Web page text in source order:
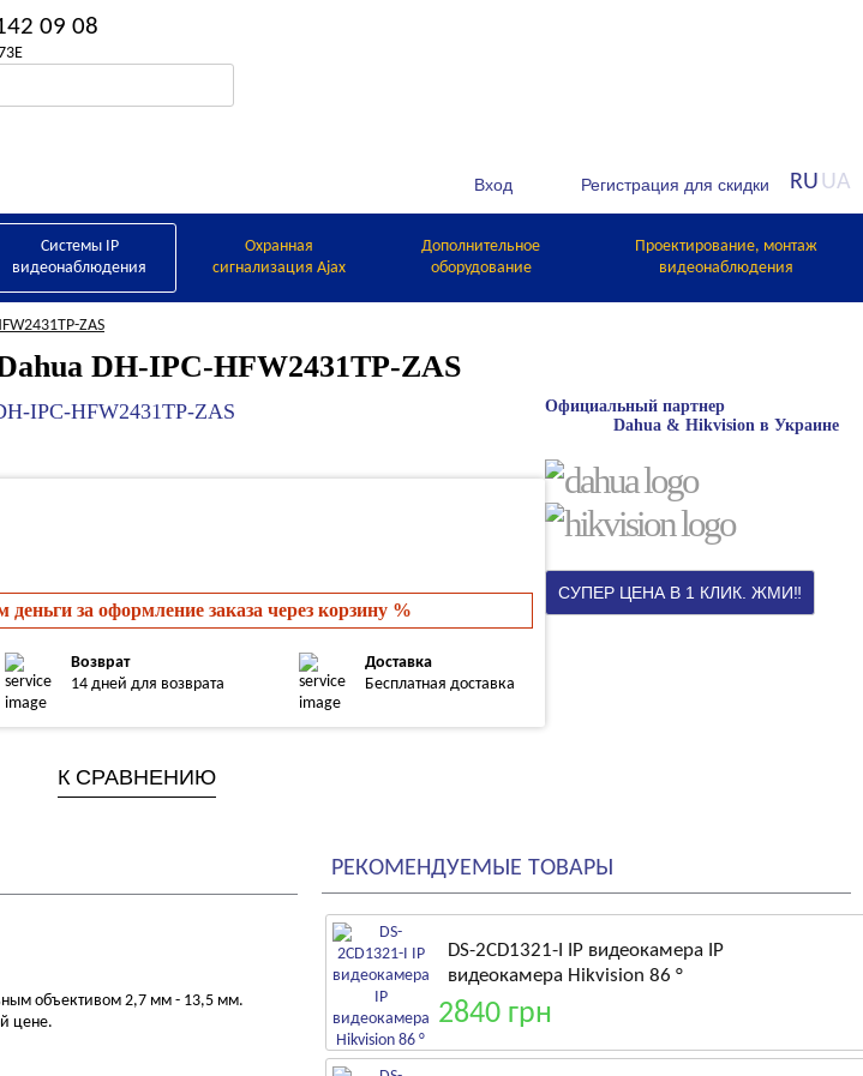
09 08
RU UA
Системы IP
видеонаблюдения
Охранная
сигнализация Ajax
Дополнительное
оборудование
Проектирование, монтаж
видеонаблюдения
ZAS
DH-IPC-HFW2431TP-ZAS
IPC-HFW2431TP-ZAS
за оформление заказа через корзину %
Возврат
14 дней для возврата
Доставка
Бесплатная доставка
К СРАВНЕНИЮ
Официальный партнер
Dahua & Hikvision в Украине
объективом 2,7 мм - 13,5 мм.
цене.
РЕКОМЕНДУЕМЫЕ ТОВАРЫ
DS-2CD1321-I IP видеокамера IP
видеокамера Hikvision 86 °
2840 грн